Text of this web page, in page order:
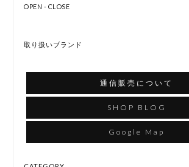
OPEN - CLOSE
取り扱いブランド
通信販売について
SHOP BLOG
Google Map